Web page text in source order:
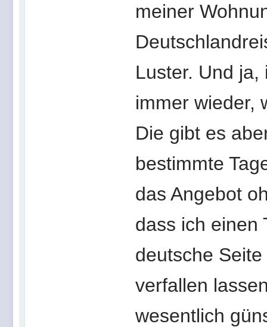
meiner
Luster. Und
immer wieder,
Die gibt es
bestimmte
das Angebot
dass ich einen
deutsche
verfallen
wesentlich